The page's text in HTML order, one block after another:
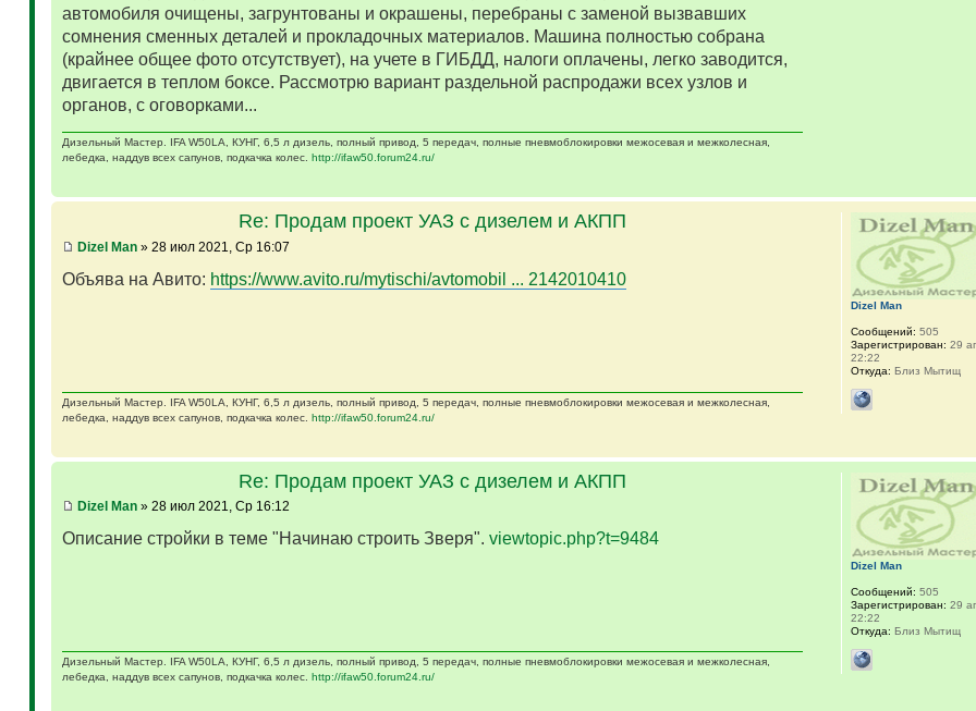
автомобиля очищены, загрунтованы и окрашены, перебраны с заменой вызвавших
сомнения сменных деталей и прокладочных материалов. Машина полностью собрана
(крайнее общее фото отсутствует), на учете в ГИБДД, налоги оплачены, легко заводится,
двигается в теплом боксе. Рассмотрю вариант раздельной распродажи всех узлов и
органов, с оговорками...
Дизельный Мастер. IFA W50LA, КУНГ, 6,5 л дизель, полный привод, 5 передач, полные пневмоблокировки межосевая и межколесная,
лебедка, наддув всех сапунов, подкачка колес. http://ifaw50.forum24.ru/
Re: Продам проект УАЗ с дизелем и АКПП
Dizel Man» 28 июл 2021, Ср 16:07
Объява на Авито: https://www.avito.ru/mytischi/avtomobil ... 2142010410
Дизельный Мастер. IFA W50LA, КУНГ, 6,5 л дизель, полный привод, 5 передач, полные пневмоблокировки межосевая и межколесная,
лебедка, наддув всех сапунов, подкачка колес. http://ifaw50.forum24.ru/
Dizel Man
Сообщений: 505
Зарегистрирован: 29
22:22
Откуда: Близ Мытищ
Re: Продам проект УАЗ с дизелем и АКПП
Dizel Man» 28 июл 2021, Ср 16:12
Описание стройки в теме "Начинаю строить Зверя". viewtopic.php?t=9484
Дизельный Мастер. IFA W50LA, КУНГ, 6,5 л дизель, полный привод, 5 передач, полные пневмоблокировки межосевая и межколесная,
лебедка, наддув всех сапунов, подкачка колес. http://ifaw50.forum24.ru/
Dizel Man
Сообщений: 505
Зарегистрирован: 29
22:22
Откуда: Близ Мытищ